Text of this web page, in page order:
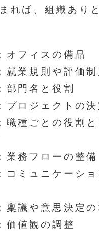
れば、組織あり
オフィスの備品
就業規則や評価制
部門名と役割
プロジェクトの決
職種ごとの役割
業務フローの整備
コミュニケーショ
稟議や意思決定の
価値観の調整